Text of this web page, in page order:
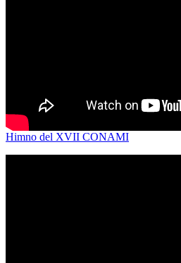
Himno del XVII CONAMI